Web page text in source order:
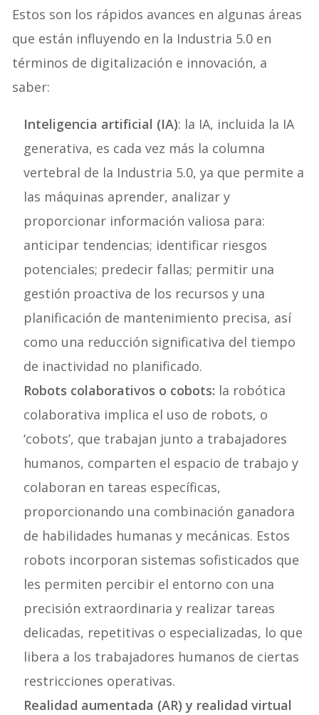
Estos son los rápidos avances en algunas áreas
que están influyendo en la Industria 5.0 en
términos de digitalización e innovación, a
saber:
Inteligencia artificial (IA): la IA, incluida la IA
generativa, es cada vez más la columna
vertebral de la Industria 5.0, ya que permite a
las máquinas aprender, analizar y
proporcionar información valiosa para:
anticipar tendencias; identificar riesgos
potenciales; predecir fallas; permitir una
gestión proactiva de los recursos y una
planificación de mantenimiento precisa, así
como una reducción significativa del tiempo
de inactividad no planificado.
Robots colaborativos o cobots: la robótica
colaborativa implica el uso de robots, o
‘cobots’, que trabajan junto a trabajadores
humanos, comparten el espacio de trabajo y
colaboran en tareas específicas,
proporcionando una combinación ganadora
de habilidades humanas y mecánicas. Estos
robots incorporan sistemas sofisticados que
les permiten percibir el entorno con una
precisión extraordinaria y realizar tareas
delicadas, repetitivas o especializadas, lo que
libera a los trabajadores humanos de ciertas
restricciones operativas.
Realidad aumentada (AR) y realidad virtual